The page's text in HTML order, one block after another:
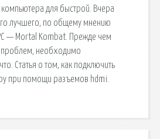
для быстрой. Вчера
лучшего, по общему мнению
— Mortal Kombat. Прежде чем
проблем, необходимо
Статья о том, как подключить
при помощи разъемов hdmi.